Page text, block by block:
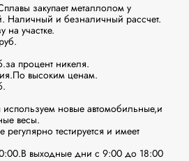
закупает металлолом у
Наличный и безналичный рассчет.
на участке.
процент никеля.
высоким ценам.
новые автомобильные,и
весы.
тестируется и имеет
выходные дни с 9:00 до 18:00